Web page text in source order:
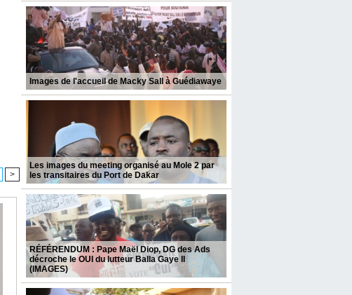
>
Images de l'accueil de Macky Sall à Guédiawaye
Les images du meeting organisé au Mole 2 par
les transitaires du Port de Dakar
RÉFÉRENDUM : Pape Maël Diop, DG des Ads
décroche le OUI du lutteur Balla Gaye II
(IMAGES)